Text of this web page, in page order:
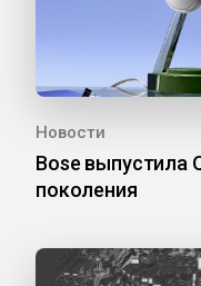
Новости
Bose выпустила
поколения